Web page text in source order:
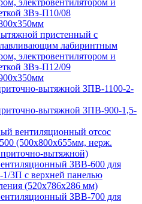
электровентилятором и
ЗВэ-П10/08
пристенный с
лабиринтным
электровентилятором и
ЗВэ-П12/09
вытяжной ЗПВ-1100-2-
вытяжной ЗПВ-900-1,5-
вентиляционный отсос
(500х800х655мм, нерж.
приточно-вытяжной)
ЗВВ-600 для
3П с верхней панелью
(520х786х286 мм)
ЗВВ-700 для